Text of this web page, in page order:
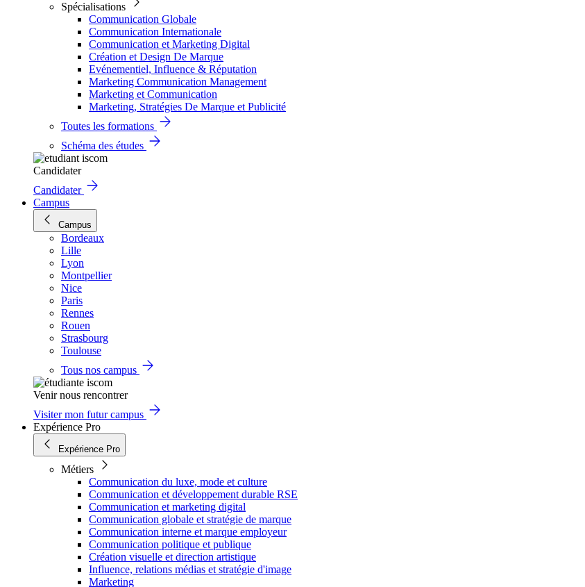
Spécialisations
Communication Globale
Communication Internationale
Communication et Marketing Digital
Création et Design De Marque
Evénementiel, Influence & Réputation
Marketing Communication Management
Marketing et Communication
Marketing, Stratégies De Marque et Publicité
Toutes les formations
Schéma des études
Candidater
Candidater
Campus
Campus
Bordeaux
Lille
Lyon
Montpellier
Nice
Paris
Rennes
Rouen
Strasbourg
Toulouse
Tous nos campus
Venir nous rencontrer
Visiter mon futur campus
Expérience Pro
Expérience Pro
Métiers
Communication du luxe, mode et culture
Communication et développement durable RSE
Communication et marketing digital
Communication globale et stratégie de marque
Communication interne et marque employeur
Communication politique et publique
Création visuelle et direction artistique
Influence, relations médias et stratégie d'image
Marketing